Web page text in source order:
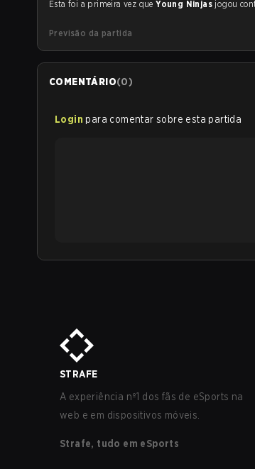
Esta foi a primeira vez queYoung Ninjas jogou
Previsão da partida
COMENTÁRIO(0)
Login para comentar sobre esta partida
STRAFE
A experiência nº1 dos fãs de eSports na
web e em dispositivos móveis.
Strafe, tudo em eSports